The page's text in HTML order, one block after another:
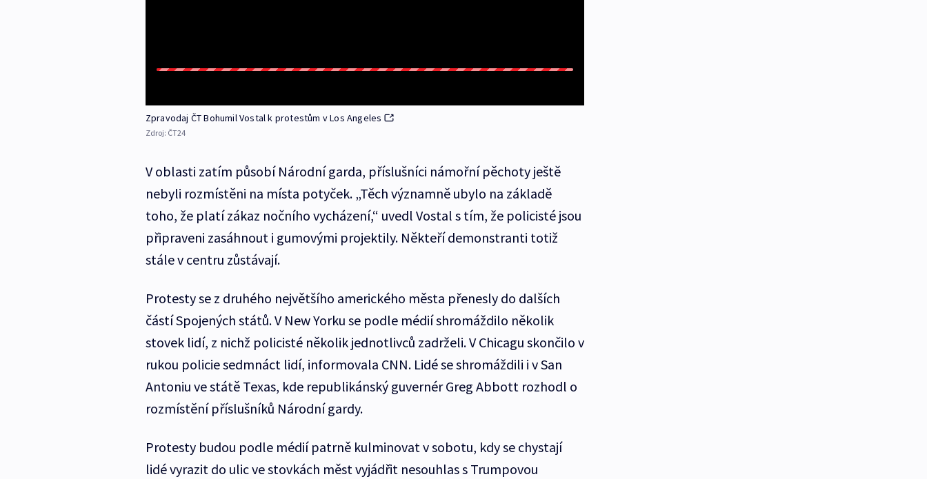
Zpravodaj ČT Bohumil Vostal k protestům v Los Angeles
Zdroj: ČT24
V oblasti zatím působí Národní garda, příslušníci námořní pěchoty ještě
nebyli rozmístěni na místa potyček. „Těch významně ubylo na základě
toho, že platí zákaz nočního vycházení,“ uvedl Vostal s tím, že policisté jsou
připraveni zasáhnout i gumovými projektily. Někteří demonstranti totiž
stále v centru zůstávají.
Protesty se z druhého největšího amerického města přenesly do dalších
částí Spojených států. V New Yorku se podle médií shromáždilo několik
stovek lidí, z nichž policisté několik jednotlivců zadrželi. V Chicagu skončilo v
rukou policie sedmnáct lidí, informovala CNN. Lidé se shromáždili i v San
Antoniu ve státě Texas, kde republikánský guvernér Greg Abbott rozhodl o
rozmístění příslušníků Národní gardy.
Protesty budou podle médií patrně kulminovat v sobotu, kdy se chystají
lidé vyrazit do ulic ve stovkách měst vyjádřit nesouhlas s Trumpovou